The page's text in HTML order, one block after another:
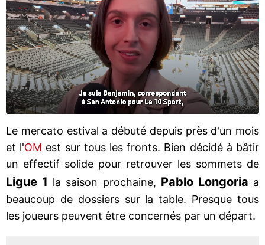
Le mercato estival a débuté depuis près d'un mois
et l'OM est sur tous les fronts. Bien décidé à bâtir
un effectif solide pour retrouver les sommets de
Ligue 1 la saison prochaine, Pablo Longoria a
beaucoup de dossiers sur la table. Presque tous
les joueurs peuvent être concernés par un départ.